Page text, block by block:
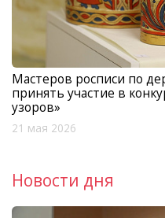
Мастеров росписи по
принять участие в
узоров»
21 мая 2026
Новости дня